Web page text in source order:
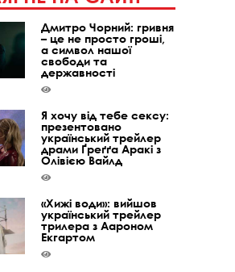
Дмитро Чорний: гривня
– це не просто гроші,
а символ нашої
свободи та
державності
Я хочу від тебе сексу:
презентовано
український трейлер
драми Ґреґґа Аракі з
Олівією Вайлд
«Хижі води»: вийшов
український трейлер
трилера з Аароном
Екгартом